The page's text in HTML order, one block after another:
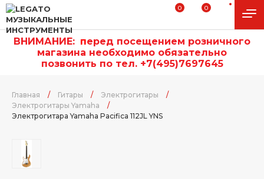
0 0
ВНИМАНИЕ: перед посещением розничного
магазина необходимо обязательно
позвонить по тел. +7(495)7697645
Главная / Гитары / Электрогитары
/
Электрогитары Yamaha
/
Электрогитара Yamaha Pacifica 112JL YNS